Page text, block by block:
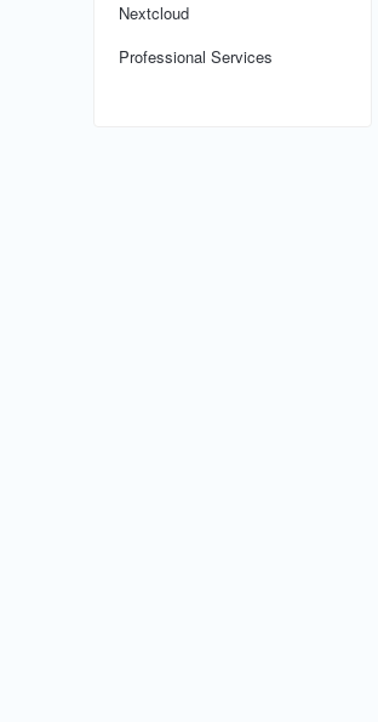
Nextcloud
Professional Services